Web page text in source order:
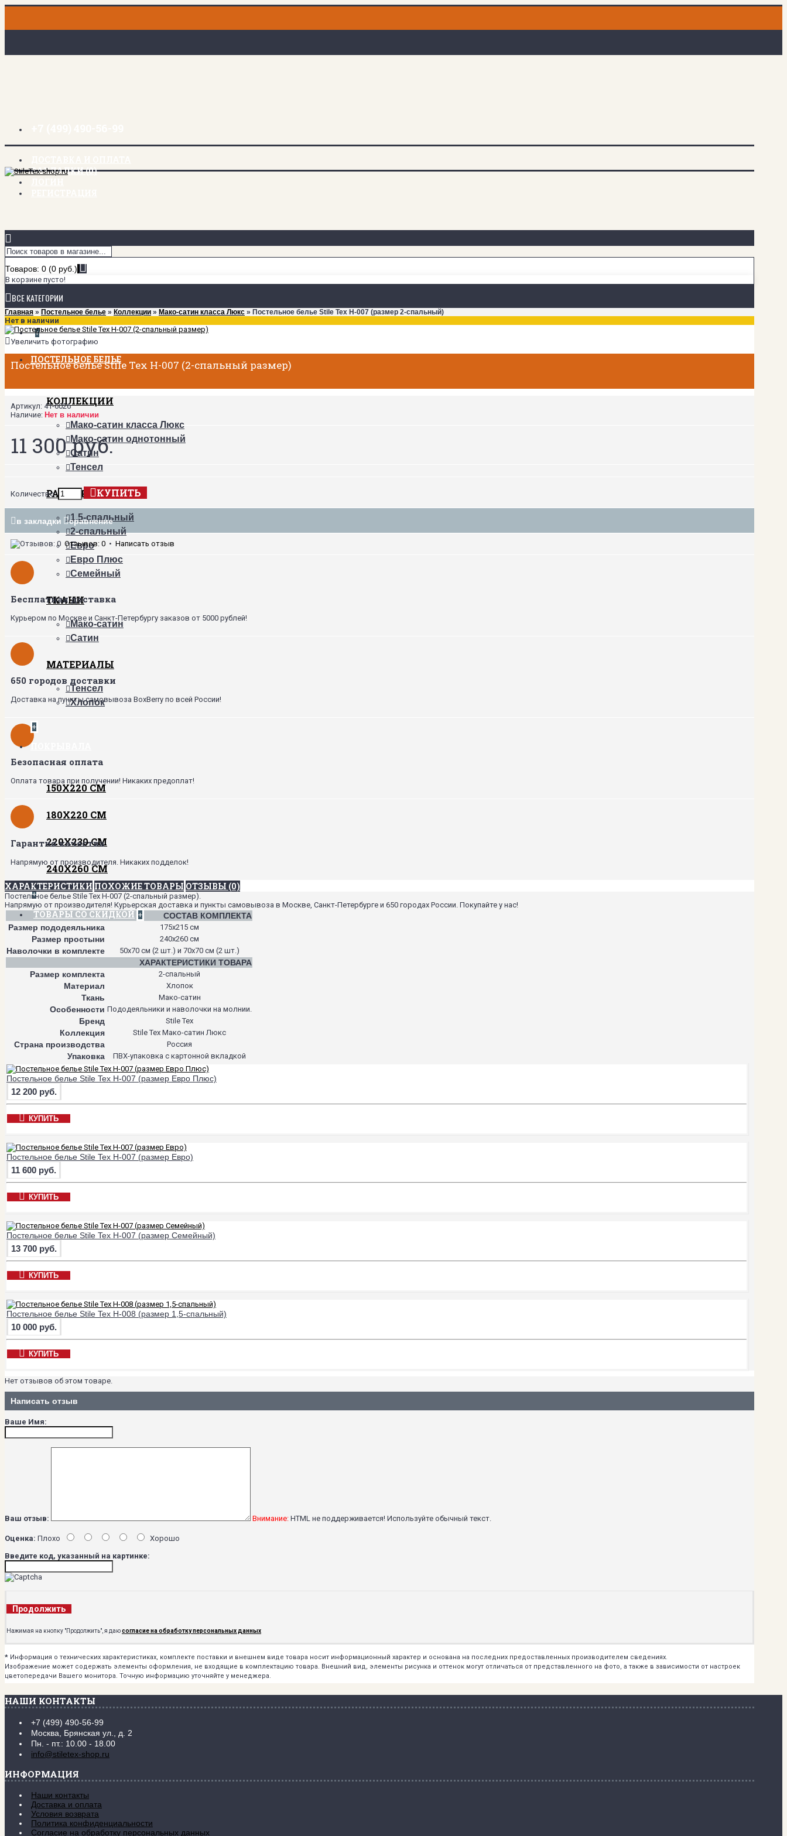
ЗАКЛАДКИ (0)
Товаров: 0 (0 руб.)
В корзине пусто!
ВСЕ КАТЕГОРИИ
+
ПОСТЕЛЬНОЕ БЕЛЬЕ
КОЛЛЕКЦИИ
Мако-сатин класса Люкс
Мако-сатин однотонный
Сатин
Тенсел
РАЗМЕРЫ
1,5-спальный
2-спальный
Евро
Евро Плюс
Семейный
ТКАНИ
Мако-сатин
Сатин
МАТЕРИАЛЫ
Тенсел
Хлопок
+
ПОКРЫВАЛА
150Х220 СМ
180Х220 СМ
220Х230 СМ
240Х260 СМ
+
ТОВАРЫ СО СКИДКОЙ +
Главная » Постельное белье » Коллекции » Мако-сатин класса Люкс » Постельное белье Stile Tex H-007 (размер 2-спальный)
Нет в наличии
Увеличить фотографию
Постельное белье Stile Tex H-007 (2-спальный размер)
Артикул: 41-6026
Наличие: Нет в наличии
11 300 руб.
Количество: КУПИТЬ
в закладки сравнение
Отзывов: 0 • Написать отзыв
Бесплатная доставка
Курьером по Москве и Санкт-Петербургу заказов от 5000 рублей!
650 городов доставки
Доставка на пункты самовывоза BoxBerry по всей России!
Безопасная оплата
Оплата товара при получении! Никаких предоплат!
Гарантия качества
Напрямую от производителя. Никаких подделок!
ХАРАКТЕРИСТИКИ ПОХОЖИЕ ТОВАРЫ ОТЗЫВЫ (0)
Постельное белье Stile Tex H-007 (2-спальный размер).
Напрямую от производителя! Курьерская доставка и пункты самовывоза в Москве, Санкт-Петербурге и 650 городах России. Покупайте у нас!
СОСТАВ КОМПЛЕКТА
Размер пододеяльника
175х215 см
Размер простыни 240х260 см
Наволочки в комплекте 50х70 см (2 шт.) и 70х70 см (2 шт.)
ХАРАКТЕРИСТИКИ ТОВАРА
Размер комплекта
2-спальный
Материал Хлопок
Ткань Мако-сатин
Особенности Пододеяльники и наволочки на молнии.
Бренд Stile Tex
Коллекция Stile Tex Мако-сатин Люкс
Страна производства Россия
Упаковка ПВХ-упаковка с картонной вкладкой
Постельное белье Stile Tex H-007 (размер Евро Плюс)
12 200 руб.
КУПИТЬ
Постельное белье Stile Tex H-007 (размер Евро)
11 600 руб.
КУПИТЬ
Постельное белье Stile Tex H-007 (размер Семейный)
13 700 руб.
КУПИТЬ
Постельное белье Stile Tex H-008 (размер 1,5-спальный)
10 000 руб.
КУПИТЬ
Нет отзывов об этом товаре.
Написать отзыв
Ваше Имя:
Ваш отзыв: Внимание: HTML не поддерживается! Используйте обычный текст.
Оценка: Плохо
Хорошо
Введите код, указанный на картинке:
Продолжить
Нажимая на кнопку "Продолжить", я даюсогласие на обработку персональных данных
* Информация о технических характеристиках, комплекте поставки и внешнем виде товара носит информационный характер и основана на последних предоставленных производителем сведениях.
Изображение может содержать элементы оформления, не входящие в комплектацию товара. Внешний вид, элементы рисунка и оттенок могут отличаться от представленного на фото, а также в зависимости от настроек
цветопередачи Вашего монитора. Точную информацию уточняйте у менеджера.
НАШИ КОНТАКТЫ
+7 (499) 490-56-99
Москва, Брянская ул., д. 2
Пн. - пт.: 10.00 - 18.00
info@stiletex-shop.ru
ИНФОРМАЦИЯ
Наши контакты
Доставка и оплата
Условия возврата
Политика конфиденциальности
Согласие на обработку персональных данных